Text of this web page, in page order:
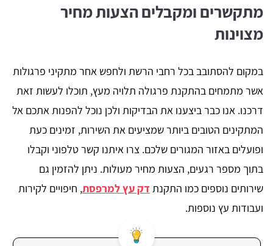
מתקשרים ומקבלים הצעות מחיר
מצוינות
במקום להסתובב בכל רחבי הרשת ולחפש אחר מתקיני פרגולות
אשר מתמחים בהתקנת פרגולה תלויה מעץ, תוכלו לעשות זאת
דרכנו. אנו כבר ביצענו את הבדיקות ולכן נוכל להפנות אתכם אל
המתקינים הטובים ביותר שמציעים את השירות, זמינים כעת
ופועלים באזור המגורים שלכם. צרו איתנו קשר טלפוני וקבלו
בתוך מספר רגעים, הצעות מחיר מעולות. ניתן להזמין גם
שירותים נוספים כמו התקנת דק עץ למרפסת, חיפויים לקירות
ועבודות עץ נוספות.